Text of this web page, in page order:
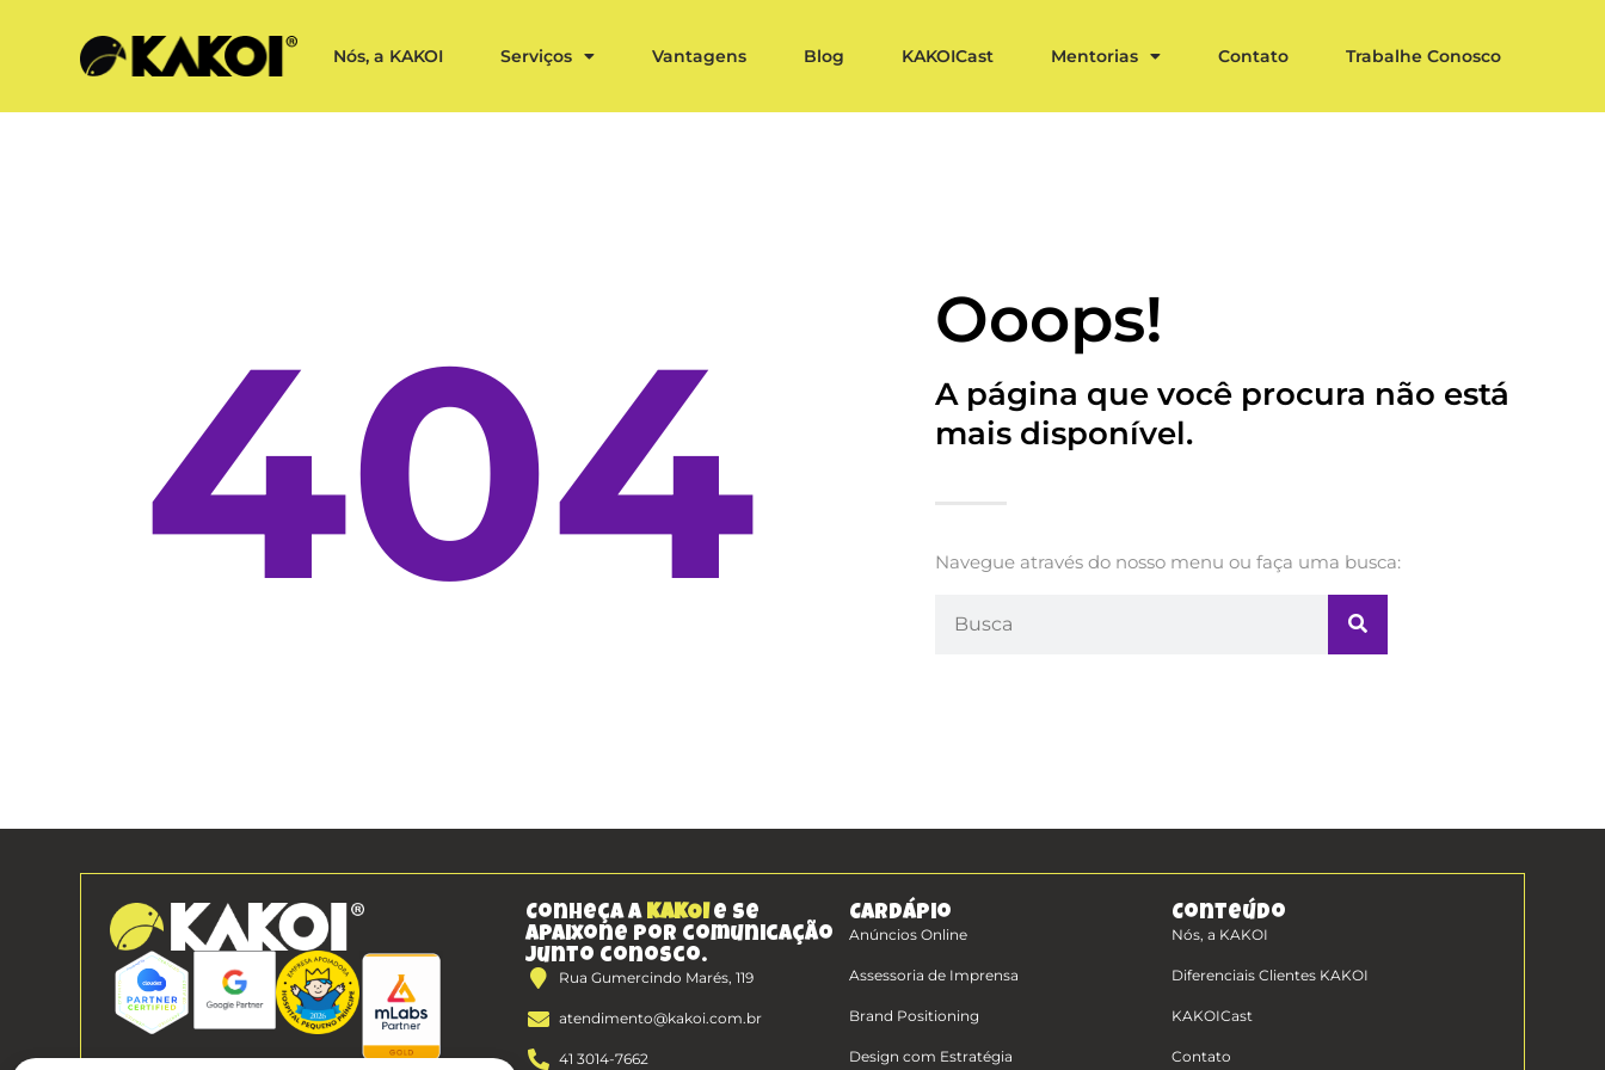
Nós, a KAKOI Serviços Vantagens Blog KAKOICast Mentorias Contato Trabalhe Conosco
404 Ooops!
A página que você procura não está
mais disponível.
Navegue através do nosso menu ou faça uma busca:
Conheça a KAKOIe se
apaixone por comunicação
junto conosco.
Rua Gumercindo Marés, 119
atendimento@kakoi.com.br
41 3014-7662
Cardápio
Anúncios Online
Assessoria de Imprensa
Brand Positioning
Design com Estratégia
Conteúdo
Nós, a KAKOI
Diferenciais Clientes KAKOI
KAKOICast
Contato